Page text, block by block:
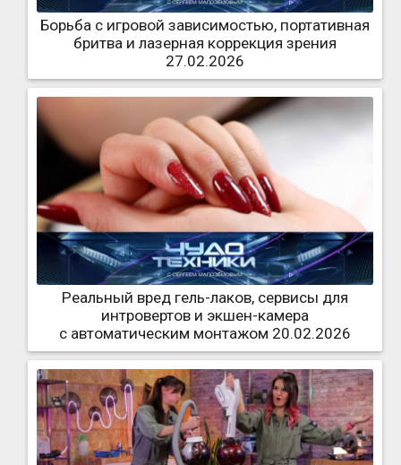
Борьба с игровой зависимостью, портативная
бритва и лазерная коррекция зрения
27.02.2026
Реальный вред гель-лаков, сервисы для
интровертов и экшен-камера
с автоматическим монтажом 20.02.2026